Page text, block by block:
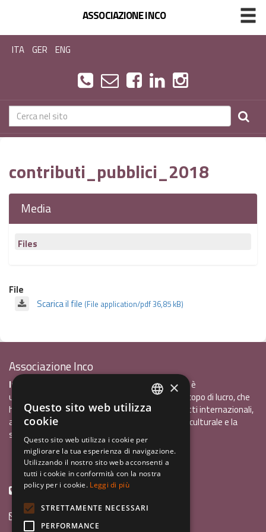
ASSOCIAZIONE INCO
ITA GER ENG
contributi_pubblici_2018
Media
Files
File
Scarica il file (File application/pdf 36,85 kB)
Associazione Inco
InCo - Interculturalità & Comunicazione APSè
un'associazione di promozione sociale, senza scopo di lucro, che
ha l'obiettivo di promuovere gli scambi e i contatti internazionali,
al fine accrescere tra i giovani la sensibilità interculturale e la
solidarietà internazionale.
Privacy policy.pdf120,41 kB
+39 0461 1822775
info@incoweb.org
GERMAN
×
Questo sito web utilizza
cookie
Questo sito web utilizza i cookie per
migliorare la tua esperienza di navigazione.
Utilizzando il nostro sito web acconsenti a
tutti i cookie in conformità con la nostra
policy per i cookie. Leggi di più
STRETTAMENTE NECESSARI
PERFORMANCE